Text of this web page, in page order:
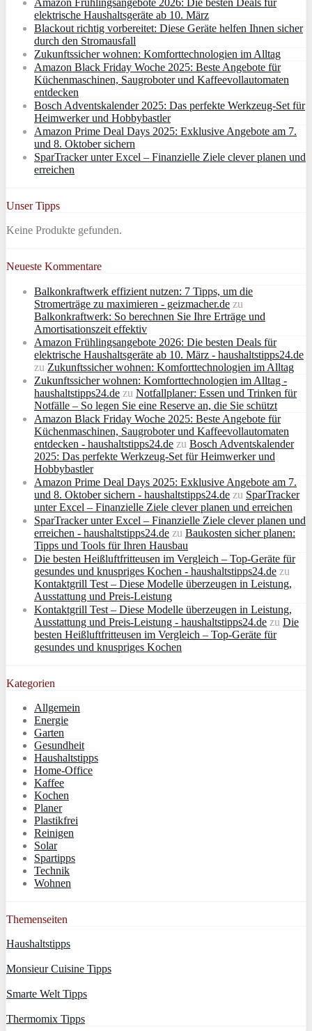
Amazon Frühlingsangebote 2026: Die besten Deals für
elektrische Haushaltsgeräte ab 10. März
Blackout richtig vorbereitet: Diese Geräte helfen Ihnen sicher
durch den Stromausfall
Zukunftssicher wohnen: Komforttechnologien im Alltag
Amazon Black Friday Woche 2025: Beste Angebote für
Küchenmaschinen, Saugroboter und Kaffeevollautomaten
entdecken
Bosch Adventskalender 2025: Das perfekte Werkzeug-Set für
Heimwerker und Hobbybastler
Amazon Prime Deal Days 2025: Exklusive Angebote am 7.
und 8. Oktober sichern
SparTracker unter Excel – Finanzielle Ziele clever planen und
erreichen
Unser Tipps
Keine Produkte gefunden.
Neueste Kommentare
Balkonkraftwerk effizient nutzen: 7 Tipps, um die
Stromerträge zu maximieren - geizmacher.de zu
Balkonkraftwerk: So berechnen Sie Ihre Erträge und
Amortisationszeit effektiv
Amazon Frühlingsangebote 2026: Die besten Deals für
elektrische Haushaltsgeräte ab 10. März - haushaltstipps24.de
zu Zukunftssicher wohnen: Komforttechnologien im Alltag
Zukunftssicher wohnen: Komforttechnologien im Alltag -
haushaltstipps24.de zu Notfallplaner: Essen und Trinken für
Notfälle – So legen Sie eine Reserve an, die Sie schützt
Amazon Black Friday Woche 2025: Beste Angebote für
Küchenmaschinen, Saugroboter und Kaffeevollautomaten
entdecken - haushaltstipps24.de zu Bosch Adventskalender
2025: Das perfekte Werkzeug-Set für Heimwerker und
Hobbybastler
Amazon Prime Deal Days 2025: Exklusive Angebote am 7.
und 8. Oktober sichern - haushaltstipps24.de zu SparTracker
unter Excel – Finanzielle Ziele clever planen und erreichen
SparTracker unter Excel – Finanzielle Ziele clever planen und
erreichen - haushaltstipps24.de zu Baukosten sicher planen:
Tipps und Tools für Ihren Hausbau
Die besten Heißluftfritteusen im Vergleich – Top-Geräte für
gesundes und knuspriges Kochen - haushaltstipps24.de zu
Kontaktgrill Test – Diese Modelle überzeugen in Leistung,
Ausstattung und Preis-Leistung
Kontaktgrill Test – Diese Modelle überzeugen in Leistung,
Ausstattung und Preis-Leistung - haushaltstipps24.de zu Die
besten Heißluftfritteusen im Vergleich – Top-Geräte für
gesundes und knuspriges Kochen
Kategorien
Allgemein
Energie
Garten
Gesundheit
Haushaltstipps
Home-Office
Kaffee
Kochen
Planer
Plastikfrei
Reinigen
Solar
Spartipps
Technik
Wohnen
Themenseiten
Haushaltstipps
Monsieur Cuisine Tipps
Smarte Welt Tipps
Thermomix Tipps